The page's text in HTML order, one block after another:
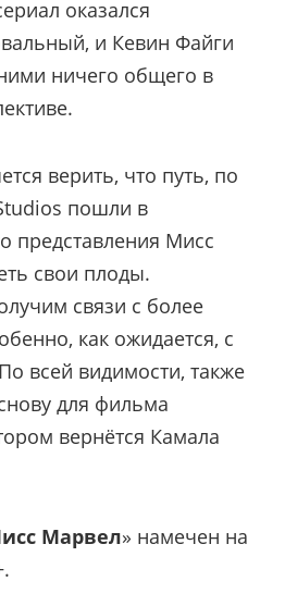
оказался
и Кевин Файги
ничего общего в
верить, что путь, по
пошли в
представления Мисс
свои плоды.
связи с более
как ожидается, с
всей видимости, также
для фильма
вернётся Камала
Марвел» намечен на